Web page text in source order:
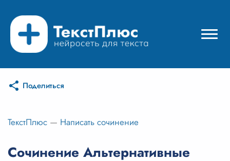
Режимы нейросети
Цены
Вход
Поделиться
ТекстПлюс — Написать сочинение
Сочинение Альтернативные